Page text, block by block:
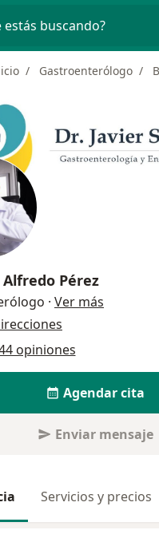
estás buscando?
Gastroenterólogo
Alfredo Pérez
· Ver más
opiniones
Agendar cita
Enviar mensaje
Servicios y precios